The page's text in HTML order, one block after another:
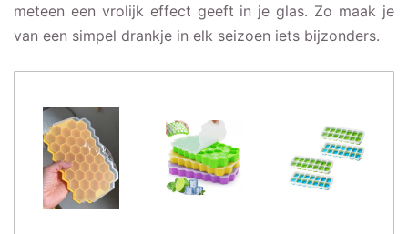
meteen een vrolijk effect geeft in je glas. Zo maak je
van een simpel drankje in elk seizoen iets bijzonders.